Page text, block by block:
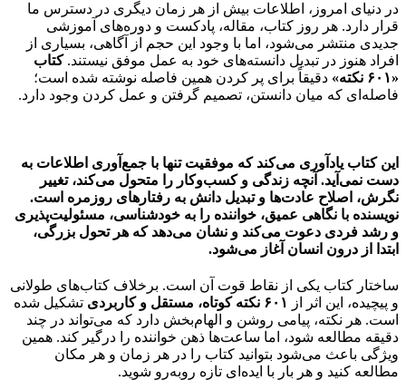
در دنیای امروز، اطلاعات بیش از هر زمان دیگری در دسترس ما
قرار دارد. هر روز کتاب، مقاله، پادکست و دوره‌های آموزشی
جدیدی منتشر می‌شود، اما با وجود این حجم از آگاهی، بسیاری از
افراد هنوز در تبدیل دانسته‌های خود به عمل موفق نیستند.کتاب
«۶۰۱ نکته»
دقیقاً برای پر کردن همین فاصله نوشته شده است؛
فاصله‌ای که میان دانستن، تصمیم گرفتن و عمل کردن وجود دارد.
این کتاب یادآوری می‌کند که موفقیت تنها با جمع‌آوری اطلاعات به
دست نمی‌آید. آنچه زندگی و کسب‌وکار را متحول می‌کند، تغییر
نگرش، اصلاح عادت‌ها و تبدیل دانش به رفتارهای روزمره است.
نویسنده با نگاهی عمیق، خواننده را به خودشناسی، مسئولیت‌پذیری
و رشد فردی دعوت می‌کند و نشان می‌دهد که هر تحول بزرگی،
ابتدا از درون انسان آغاز می‌شود.
ساختار کتاب یکی از نقاط قوت آن است. برخلاف کتاب‌های طولانی
و پیچیده، این اثر از ۶۰۱ نکته کوتاه، مستقل و کاربردی
تشکیل شده
است. هر نکته، پیامی روشن و الهام‌بخش دارد که می‌تواند در چند
دقیقه مطالعه شود، اما ساعت‌ها ذهن خواننده را درگیر کند. همین
ویژگی باعث می‌شود بتوانید کتاب را در هر زمان و هر مکان
مطالعه کنید و هر بار با ایده‌ای تازه روبه‌رو شوید.